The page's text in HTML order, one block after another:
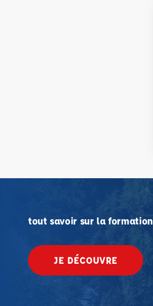
tout savoir sur la formation
JE DÉCOUVRE